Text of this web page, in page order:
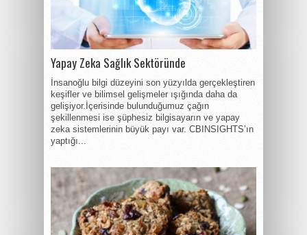
Yapay Zeka Sağlık Sektöründe
İnsanoğlu bilgi düzeyini son yüzyılda gerçekleştiren
keşifler ve bilimsel gelişmeler ışığında daha da
gelişiyor.İçerisinde bulunduğumuz çağın
şekillenmesi ise şüphesiz bilgisayarın ve yapay
zeka sistemlerinin büyük payı var. CBINSIGHTS’ın
yaptığı...